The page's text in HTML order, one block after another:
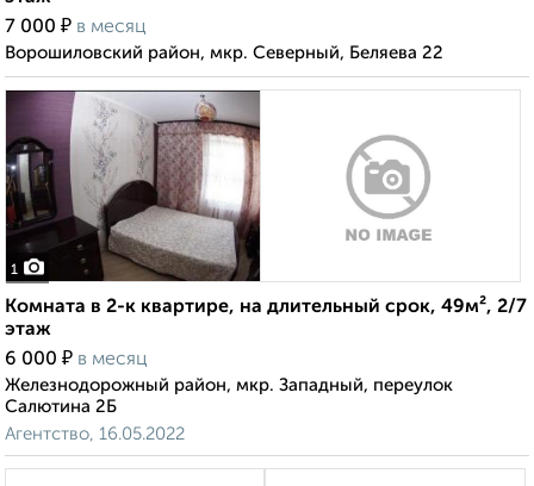
7 000 ₽ в месяц
Ворошиловский район, мкр. Северный, Беляева 22
1
Комната в 2-к квартире, на длительный срок, 49м², 2/7
этаж
6 000 ₽ в месяц
Железнодорожный район, мкр. Западный, переулок
Салютина 2Б
Агентство, 16.05.2022